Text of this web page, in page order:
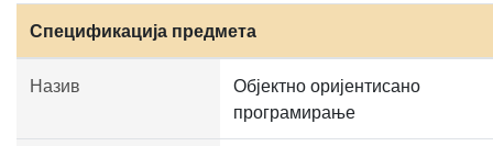
Спецификација предмета
Назив
Објектно оријентисано
програмирање